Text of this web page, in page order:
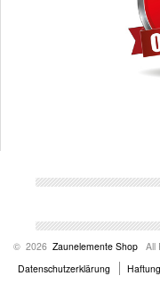
© 2026 Zaunelemente Shop All
Datenschutzerklärung